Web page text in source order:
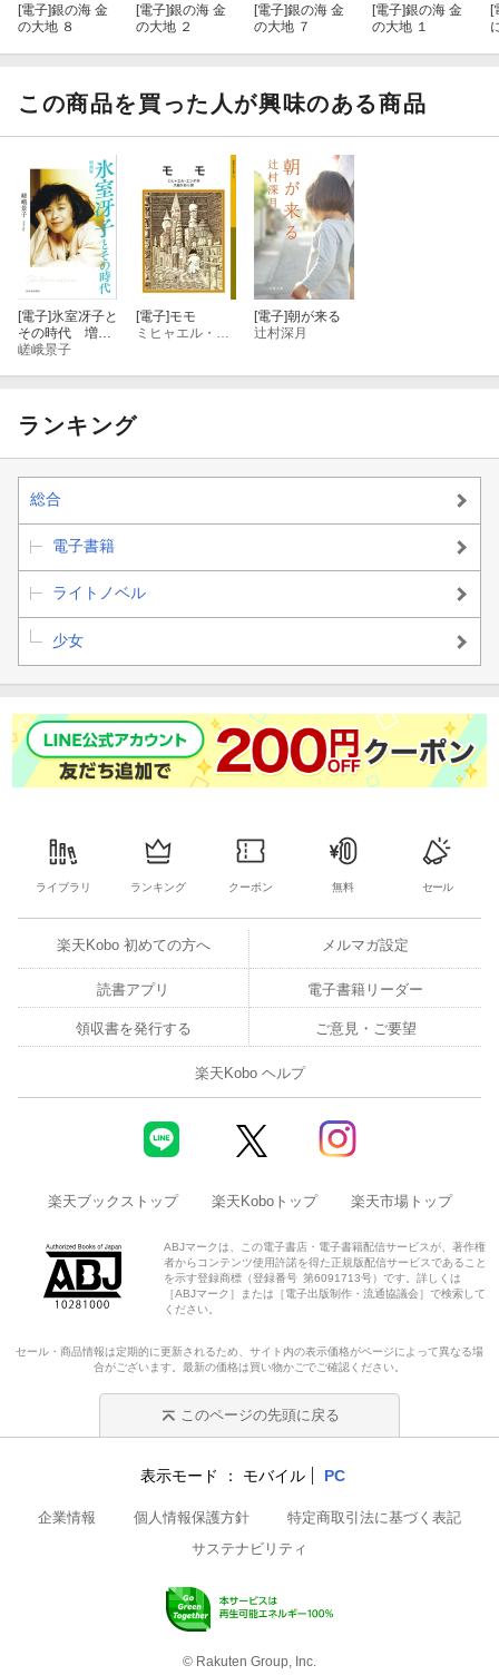
[電子]銀の海 金
の大地 ８
[電子]銀の海 金
の大地 ２
[電子]銀の海 金
の大地 ７
[電子]銀の海 金
の大地 １
[
この商品を買った人が興味のある商品
[電子]氷室冴子と
その時代 増補
版
嵯峨景子
[電子]モモ
ミヒャエル・エンデ
[電子]朝が来る
辻村深月
ランキング
総合
電子書籍
ライトノベル
少女
ライブラリ ランキング クーポン 無料 セール
楽天Kobo 初めての方へ メルマガ設定
読書アプリ 電子書籍リーダー
領収書を発行する ご意見・ご要望
楽天Kobo ヘルプ
楽天ブックストップ 楽天Koboトップ 楽天市場トップ
ABJマークは、この電子書店・電子書籍配信サービスが、著作権
者からコンテンツ使用許諾を得た正規版配信サービスであること
を示す登録商標（登録番号 第6091713号）です。詳しくは
［ABJマーク］または［電子出版制作・流通協議会］で検索して
ください。
セール・商品情報は定期的に更新されるため、サイト内の表示価格がページによって異なる場
合がございます。最新の価格は買い物かごでご確認ください。
このページの先頭に戻る
表示モード モバイル PC
企業情報 個人情報保護方針
特定商取引法に基づく表記
サステナビリティ
© Rakuten Group, Inc.